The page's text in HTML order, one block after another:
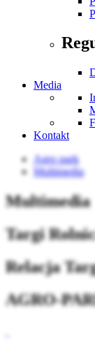
Media
Kontakt
Agro park
Multimedia
Multimedia
Targi
Relacja
AGRO-